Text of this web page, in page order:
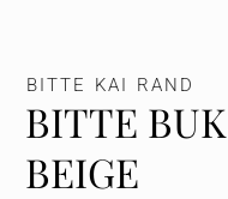
BITTE KAI RAND
BITTE
BEIGE